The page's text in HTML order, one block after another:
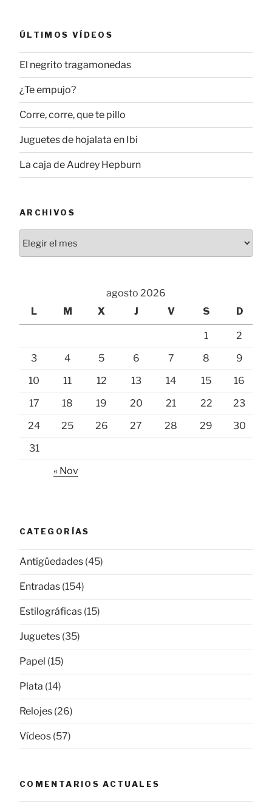
ÚLTIMOS VÍDEOS
El negrito tragamonedas
¿Te empujo?
Corre, corre, que te pillo
Juguetes de hojalata en Ibi
La caja de Audrey Hepburn
ARCHIVOS
agosto 2026
L
M X J V S D
1
2
3
4 5 6 7 8
9
10
11 12 13 14 15
16
17
18 19 20 21 22
23
24
25 26 27 28 29
30
31
« Nov
CATEGORÍAS
Antigüedades (45)
Entradas (154)
Estilográficas (15)
Juguetes (35)
Papel (15)
Plata (14)
Relojes (26)
Vídeos (57)
COMENTARIOS ACTUALES